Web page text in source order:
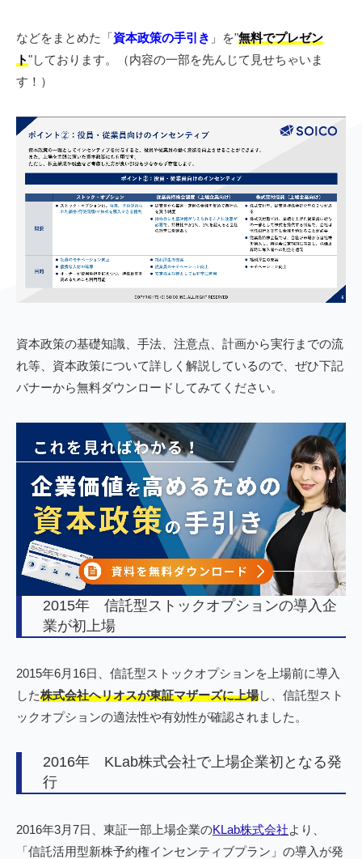
などをまとめた「資本政策の手引き 」を"無料でプレゼン
ト"しております。（内容の一部を先んじて見せちゃいま
す！）
資本政策の基礎知識、手法、注意点、計画から実行までの流
れ等、資本政策について詳しく解説しているので、ぜひ下記
バナーから無料ダウンロードしてみてください。
2015年 信託型ストックオプションの導入企
業が初上場
2015年6月16日、信託型ストックオプションを上場前に導入
した株式会社ヘリオスが東証マザーズに上場し、信託型スト
ックオプションの適法性や有効性が確認されました。
2016年 KLab株式会社で上場企業初となる発
行
2016年3月7日、東証一部上場企業のKLab株式会社より、
「信託活用型新株予約権インセンティブプラン」の導入が発